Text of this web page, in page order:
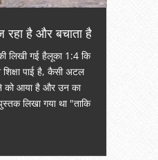
है और बचाता है
लिखी गई हैलूका 1:4 कि
पाई है, कैसी अटल
को आया है और उन का
लिखा गया था "ताकि